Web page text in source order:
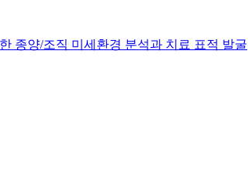
종양/조직 미세환경 분석과 치료 표적 발굴